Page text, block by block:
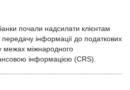
почали надсилати клієнтам
інформації до податкових
у межах міжнародного
інформацією (CRS).